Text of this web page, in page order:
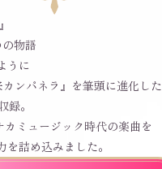
物語
うに
カンパネラ』を筆頭に進化した
。
カミュージック時代の楽曲を
を詰め込みました。